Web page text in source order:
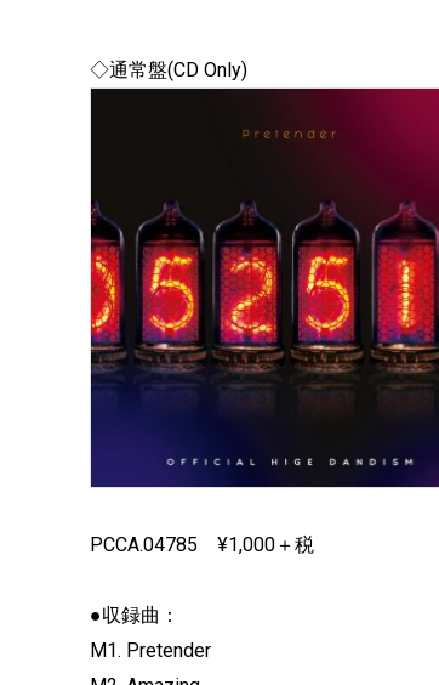
◇通常盤(CD Only)
PCCA.04785 ¥1,000＋税
●収録曲：
M1. Pretender